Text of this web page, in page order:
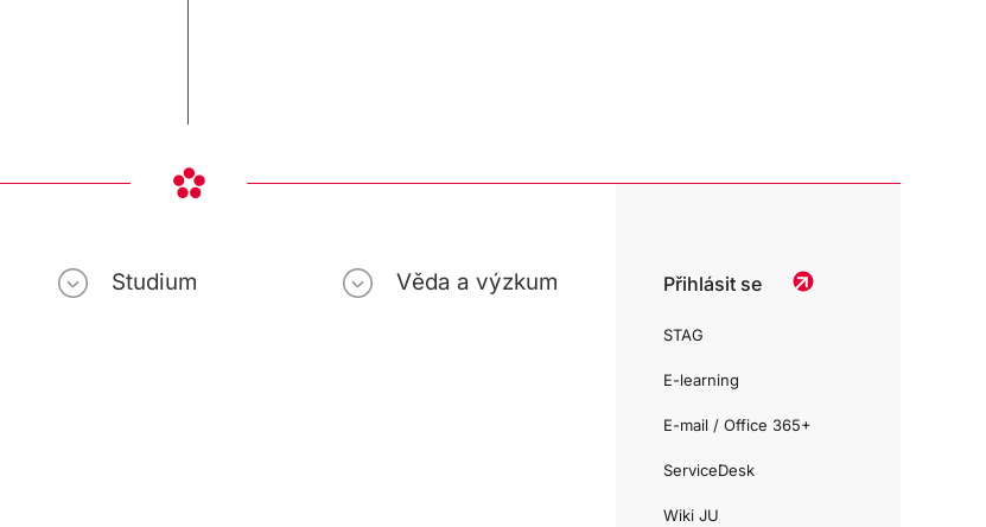
Studium Věda a výzkum Přihlásit se
STAG
E-learning
E-mail / Office 365+
ServiceDesk
Wiki JU